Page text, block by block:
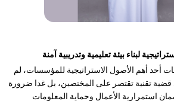
لبناء بيئة تعليمية وتدريبية آمنة
أحد أهم الأصول الاستراتيجية للمؤسسات، لم
قضية تقنية تقتصر على المختصين، بل غدا ضرورة
استمرارية الأعمال وحماية المعلومات